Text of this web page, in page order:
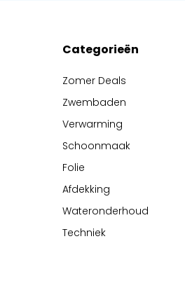
Categorieën
Zomer Deals
Zwembaden
Verwarming
Schoonmaak
Folie
Afdekking
Wateronderhoud
Techniek